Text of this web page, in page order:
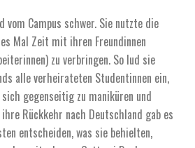
vom Campus schwer. Sie nutzte die
Mal Zeit mit ihren Freundinnen
zu verbringen. So lud sie
alle verheirateten Studentinnen ein,
gegenseitig zu maniküren und
ihre Rückkehr nach Deutschland gab es
entscheiden, was sie behielten,